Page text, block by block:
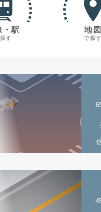
・駅
す
地図
で探す